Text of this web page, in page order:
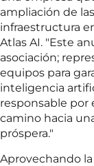
ampliación de
infraestructura
Atlas AI. "Este
asociación;
equipos para
inteligencia
responsable por
camino hacia
próspera."
Aprovechando la